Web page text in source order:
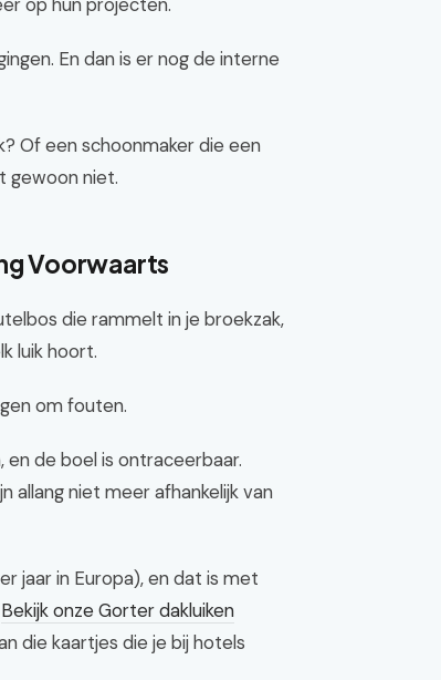
En dan is er nog de interne
Of een schoonmaker die een
gewoon niet.
Voorwaarts
die rammelt in je broekzak,
luik hoort.
om fouten.
de boel is ontraceerbaar.
allang niet meer afhankelijk van
jaar in Europa), en dat is met
Bekijk onze Gorter dakluiken
die kaartjes die je bij hotels